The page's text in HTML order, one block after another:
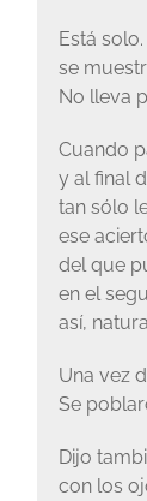
Está
se
No lleva
Cuando
y al final
tan sólo
ese
del que
en el
así,
Una vez
Se
Dijo
con los